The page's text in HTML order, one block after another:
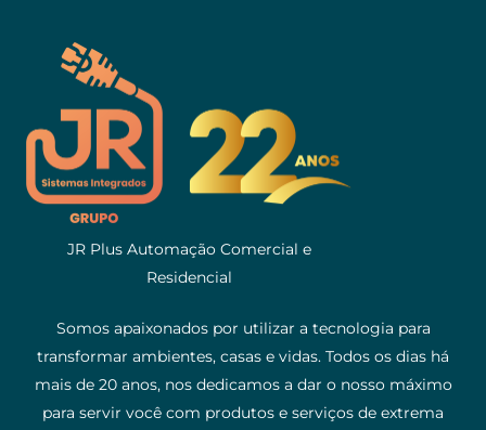
JR Plus Automação Comercial e
Residencial
Somos apaixonados por utilizar a tecnologia para
transformar ambientes, casas e vidas. Todos os dias há
mais de 20 anos, nos dedicamos a dar o nosso máximo
para servir você com produtos e serviços de extrema